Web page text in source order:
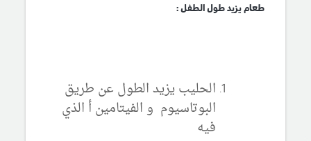
طعام يزيد طول الطفل :
الحليب يزيد الطول عن طريق
البوتاسيوم و الفيتامين أ الذي
فيه